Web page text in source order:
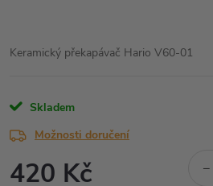
Keramický překapávač Hario V60-01
Skladem
Možnosti doručení
420 Kč −